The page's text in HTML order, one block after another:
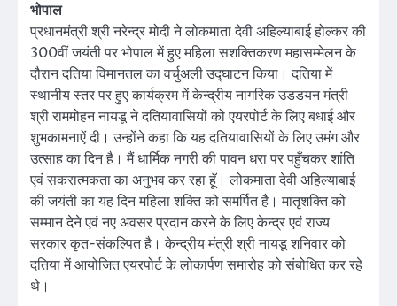
भोपाल
प्रधानमंत्री श्री नरेन्द्र मोदी ने लोकमाता देवी अहिल्याबाई होल्कर की
300वीं जयंती पर भोपाल में हुए महिला सशक्तिकरण महासम्मेलन के
दौरान दतिया विमानतल का वर्चुअली उद्घाटन किया। दतिया में
स्थानीय स्तर पर हुए कार्यक्रम में केन्द्रीय नागरिक उडडयन मंत्री
श्री राममोहन नायडू ने दतियावासियों को एयरपोर्ट के लिए बधाई और
शुभकामनाऐं दी। उन्होंने कहा कि यह दतियावासियों के लिए उमंग और
उत्साह का दिन है। मैं धार्मिक नगरी की पावन धरा पर पहुँचकर शांति
एवं सकरात्मकता का अनुभव कर रहा हॅू। लोकमाता देवी अहिल्याबाई
की जयंती का यह दिन महिला शक्ति को समर्पित है। मातृशक्ति को
सम्मान देने एवं नए अवसर प्रदान करने के लिए केन्द्र एवं राज्य
सरकार कृत-संकल्पित है। केन्द्रीय मंत्री श्री नायडू शनिवार को
दतिया में आयोजित एयरपोर्ट के लोकार्पण समारोह को संबोधित कर रहे
थे।